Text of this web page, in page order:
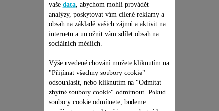
JEDNORÁZOVÁ PEVNÁ
CENA OPRAVY -
TYČOVÝ VYSAVAČ
ROWENTA
Žádná cenová nabídka, žádné
překvapení & Prodloužení
2 299,00 Kč
Přidat do nákupního košíku
vaše data, abychom mohli provádět
analýzy, poskytovat vám cílené reklamy a
obsah na základě vašich zájmů a aktivit na
internetu a umožnit vám sdílet obsah na
sociálních médiích.
Výše uvedené chování můžete kliknutím na
"Přijímat všechny soubory cookie"
odsouhlasit, nebo kliknutím na "Odmítat
zbytné soubory cookie" odmítnout. Pokud
soubory cookie odmítnete, budeme